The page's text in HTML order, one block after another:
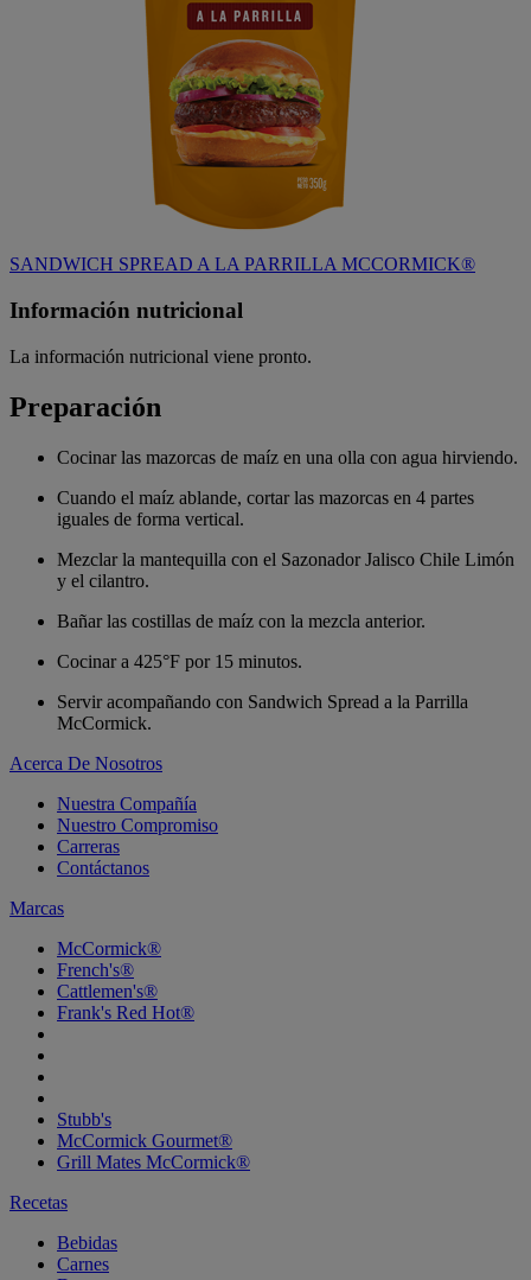
SANDWICH SPREAD A LA PARRILLA MCCORMICK®
Información nutricional
La información nutricional viene pronto.
Preparación
Cocinar las mazorcas de maíz en una olla con agua hirviendo.
Cuando el maíz ablande, cortar las mazorcas en 4 partes
iguales de forma vertical.
Mezclar la mantequilla con el Sazonador Jalisco Chile Limón
y el cilantro.
Bañar las costillas de maíz con la mezcla anterior.
Cocinar a 425°F por 15 minutos.
Servir acompañando con Sandwich Spread a la Parrilla
McCormick.
Acerca De Nosotros
Nuestra Compañía
Nuestro Compromiso
Carreras
Contáctanos
Marcas
McCormick®
French's®
Cattlemen's®
Frank's Red Hot®
Stubb's
McCormick Gourmet®
Grill Mates McCormick®
Recetas
Bebidas
Carnes